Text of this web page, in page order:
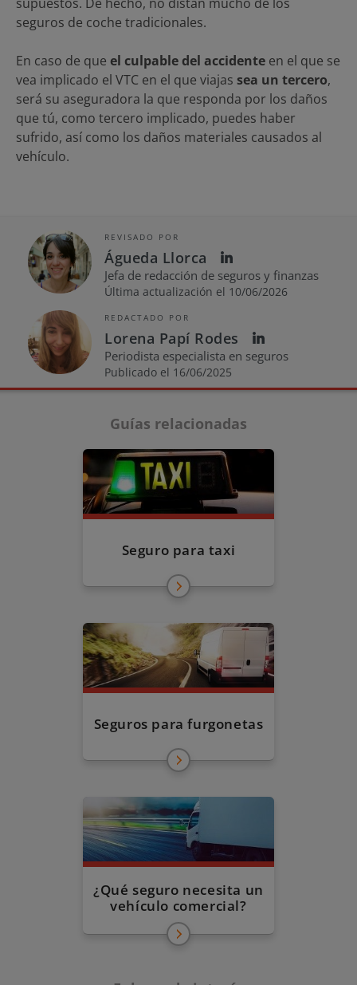
seguros de coche tradicionales.
En caso de que el culpable del accidente en el que se
vea implicado el VTC en el que viajas sea un tercero,
será su aseguradora la que responda por los daños
que tú, como tercero implicado, puedes haber
sufrido, así como los daños materiales causados al
vehículo.
REVISADO POR
Águeda Llorca
Jefa de redacción de seguros y finanzas
Última actualización el 10/06/2026
REDACTADO POR
Lorena Papí Rodes
Periodista especialista en seguros
Publicado el 16/06/2025
Guías relacionadas
Seguro para taxi
Seguros para furgonetas
¿Qué seguro necesita un
vehículo comercial?